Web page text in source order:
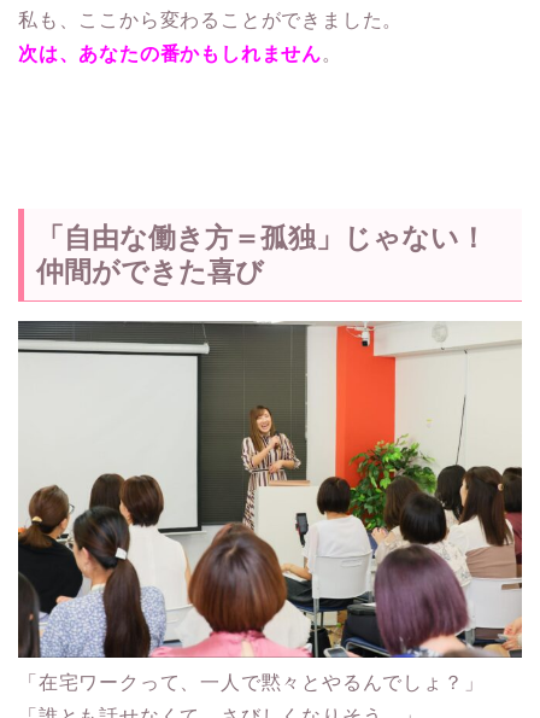
私も、ここから変わることができました。
次は、あなたの番かもしれません。
「自由な働き方＝孤独」じゃない！
仲間ができた喜び
「在宅ワークって、一人で黙々とやるんでしょ？」